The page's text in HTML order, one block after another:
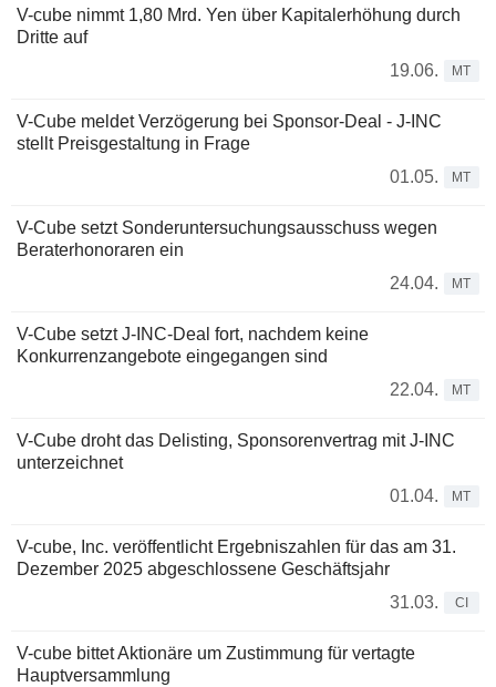
V-cube nimmt 1,80 Mrd. Yen über Kapitalerhöhung durch
Dritte auf
19.06.
MT
V-Cube meldet Verzögerung bei Sponsor-Deal - J-INC
stellt Preisgestaltung in Frage
01.05.
MT
V-Cube setzt Sonderuntersuchungsausschuss wegen
Beraterhonoraren ein
24.04.
MT
V-Cube setzt J-INC-Deal fort, nachdem keine
Konkurrenzangebote eingegangen sind
22.04.
MT
V-Cube droht das Delisting, Sponsorenvertrag mit J-INC
unterzeichnet
01.04.
MT
V-cube, Inc. veröffentlicht Ergebniszahlen für das am 31.
Dezember 2025 abgeschlossene Geschäftsjahr
31.03.
CI
V-cube bittet Aktionäre um Zustimmung für vertagte
Hauptversammlung